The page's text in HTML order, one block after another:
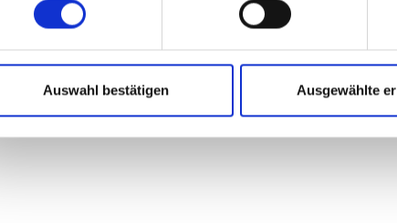
Auswahl bestätigen Ausgewählte